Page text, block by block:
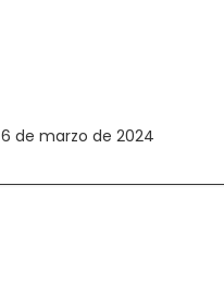
6 de marzo de 2024